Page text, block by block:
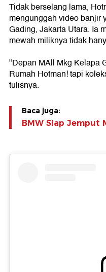
Tidak berselang lama,
mengunggah video banjir
Gading, Jakarta Utara. Ia
mewah miliknya tidak
"Depan MAll Mkg Kelapa
Rumah Hotman! tapi
tulisnya.
Baca juga:
BMW Siap Jemput